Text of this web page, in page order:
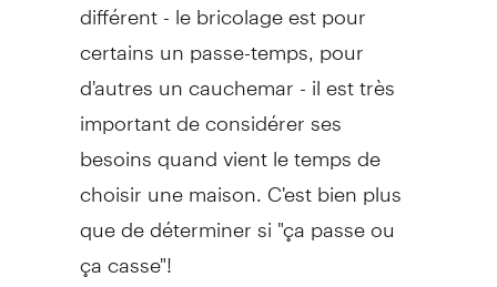
certains un passe-temps, pour
d'autres un cauchemar - il est très
important de considérer ses
besoins quand vient le temps de
choisir une maison. C'est bien plus
que de déterminer si "ça passe ou
ça casse"!